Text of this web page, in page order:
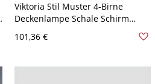
Viktoria Stil Muster 4-Birne
Deckenlampe Schale Schirm
Braun 110V-120V 30,48 cm
101,36 €